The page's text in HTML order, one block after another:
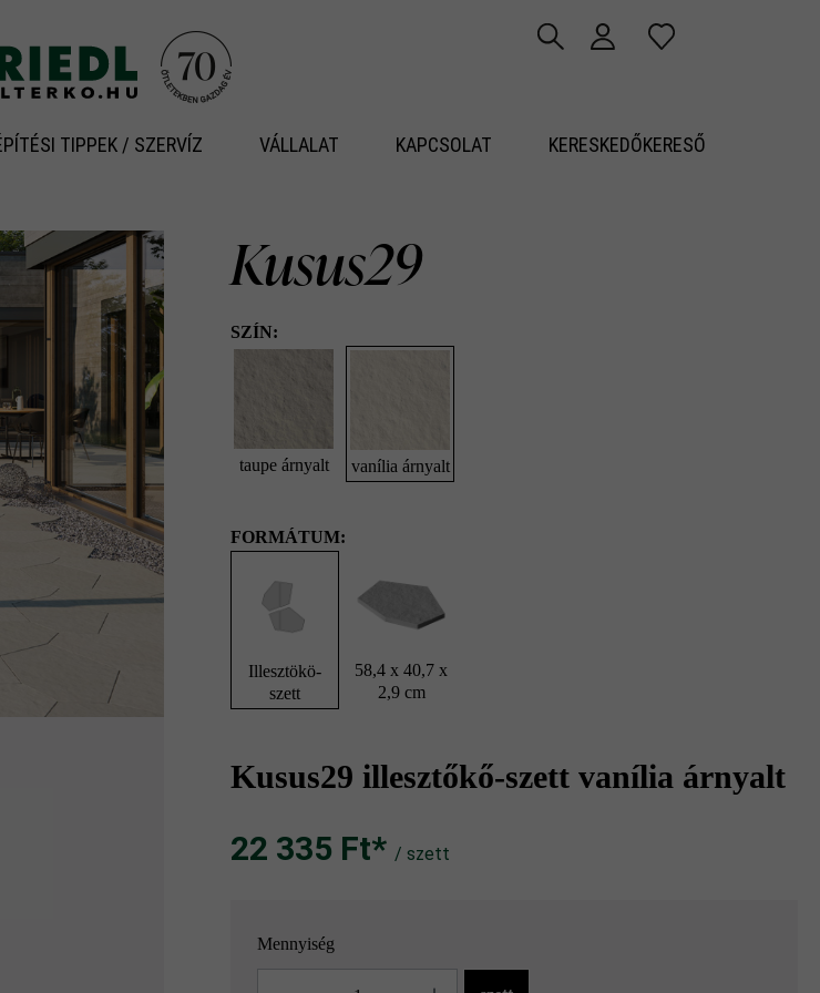
TIPPEK / SZERVÍZ VÁLLALAT KAPCSOLAT KERESKEDŐKERESŐ
Kusus29
SZÍN:
taupe árnyalt vanília árnyalt
FORMÁTUM:
Illesztökö-
szett
58,4 x 40,7 x
2,9 cm
Kusus29 illesztőkő-szett vanília árnyalt
22 335 Ft‎‎‎*/ szett
Mennyiség